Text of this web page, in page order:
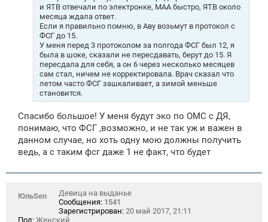
и ЯТВ отвечали по электронке, МАА быстро, ЯТВ около
месяца ждала ответ.
Если я правильно помню, в Аву возьмут в протокол с
ФСГ до 15.
У меня перед 3 протоколом за полгода ФСГ был 12, я
была в шоке, сказали не пересдавать, берут до 15. Я
пересдала для себя, а он 6 через несколько месяцев
сам стал, ничем не корректировала. Врач сказал что
летом часто ФСГ зашкаливает, а зимой меньше
становится.
Спасибо большое! У меня будут эко по ОМС с ДЯ,
понимаю, что ФСГ ,возможно, и не так уж и важен в
данном случае, но хоть одну мою должны получить
ведь, а с таким фсг даже 1 не факт, что будет
ЮльSen
Девица на выданье
Сообщения: 1541
Зарегистрирован: 20 май 2017, 21:11
Пол: Женский